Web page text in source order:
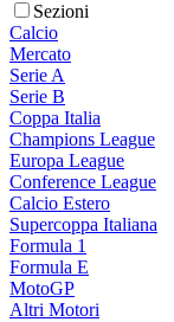
Sezioni
Calcio
Mercato
Serie A
Serie B
Coppa Italia
Champions League
Europa League
Conference League
Calcio Estero
Supercoppa Italiana
Formula 1
Formula E
MotoGP
Altri Motori